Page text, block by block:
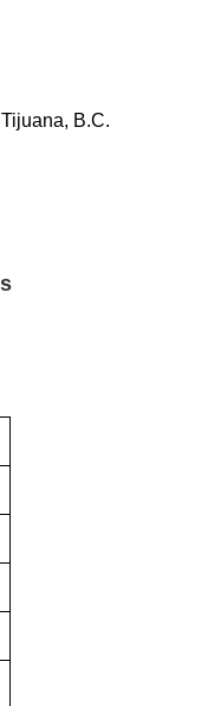
B.C.